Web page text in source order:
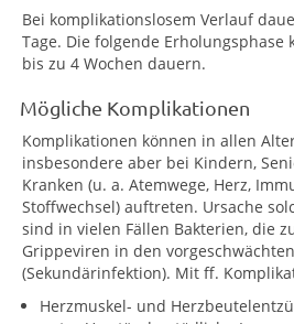
Bei komplikationslosem Verlauf
Tage. Die folgende Erholungsphase
bis zu 4 Wochen dauern.
Mögliche Komplikationen
Komplikationen können in allen
insbesondere aber bei Kindern,
Kranken (u. a. Atemwege, Herz,
Stoffwechsel) auftreten. Ursache
sind in vielen Fällen Bakterien, die
Grippeviren in den
(Sekundärinfektion). Mit ff.
Herzmuskel- und